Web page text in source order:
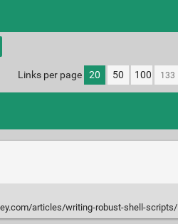
1 or
Links per page 20 50 100
articles/writing-robust-shell-scripts/